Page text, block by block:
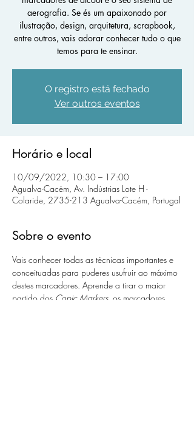
aerografia. Se és um apaixonado por
ilustração, design, arquitetura, scrapbook,
entre outros, vais adorar conhecer tudo o que
temos para te ensinar.
O registro está fechado
Ver outros eventos
Horário e local
10/09/2022, 10:30 – 17:00
Agualva-Cacém, Av. Indústrias Lote H -
Colaride, 2735-213 Agualva-Cacém, Portugal
Sobre o evento
Vais conhecer todas as técnicas importantes e
conceituadas para puderes usufruir ao máximo
destes marcadores. Aprende a tirar o maior
partido dos Copic Markers, os marcadores